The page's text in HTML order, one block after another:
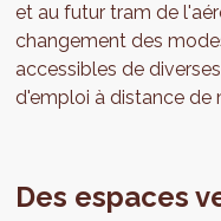
et au futur tram de
changement des
accessibles de
d'emploi à distance de
Des espaces